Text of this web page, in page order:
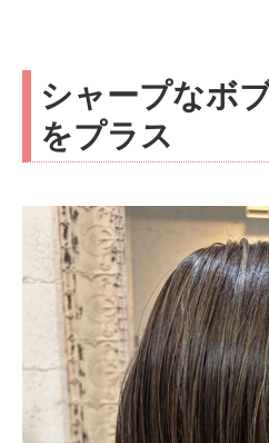
シャープなボ
をプラス